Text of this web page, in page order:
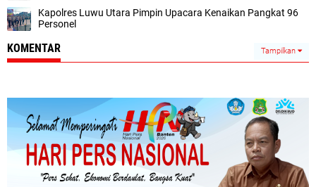
Kapolres Luwu Utara Pimpin Upacara Kenaikan Pangkat 96
Personel
KOMENTAR Tampilkan